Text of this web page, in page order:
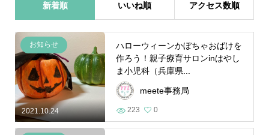
新着順 いいね順 アクセス数順
2021.10.24
お知らせ
ハローウィーンかぼちゃおばけを
作ろう！親子療育サロンinはやし
ま小児科（兵庫県...
meete事務局
223 0